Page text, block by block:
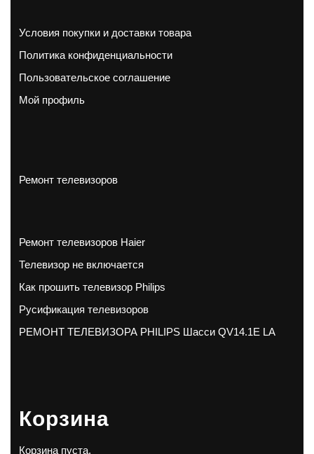
Условия покупки и доставки товара
Политика конфиденциальности
Пользовательское соглашение
Мой профиль
Ремонт телевизоров
Ремонт телевизоров Haier
Телевизор не включается
Как прошить телевизор Philips
Русификация телевизоров
РЕМОНТ ТЕЛЕВИЗОРА PHILIPS Шасси QV14.1E LA
Корзина
Корзина пуста.